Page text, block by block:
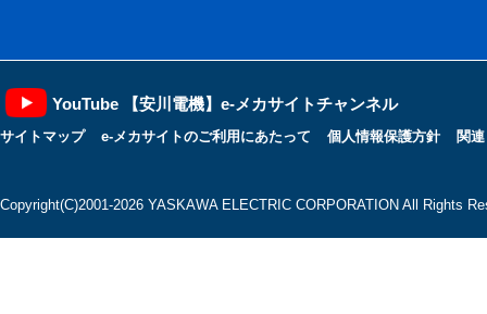
YouTube 【安川電機】e-メカサイトチャンネル
サイトマップ e-メカサイトのご利用にあたって 個人情報保護方針 関
Copyright(C)2001‐2026 YASKAWA ELECTRIC CORPORATION All Rights